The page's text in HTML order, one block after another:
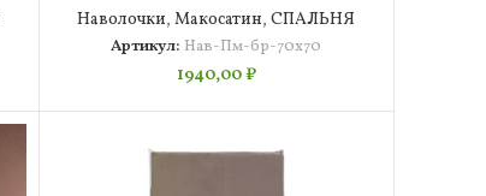
70х70
Наволочки,Макосатин,СПАЛЬНЯ
Артикул: Нав-Пм-бр-70х70
1940,00₽